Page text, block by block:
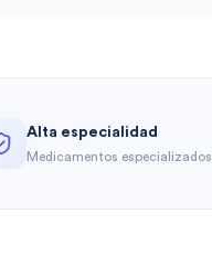
Alta especialidad
Medicamentos especializados